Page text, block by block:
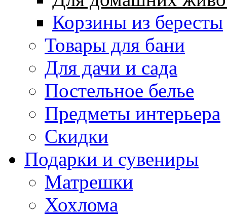
Корзины из бересты
Товары для бани
Для дачи и сада
Постельное белье
Предметы интерьера
Скидки
Подарки и сувениры
Матрешки
Хохлома